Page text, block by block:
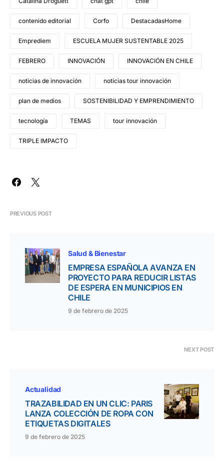
contenido editorial Corfo DestacadasHome
Emprediem ESCUELA MUJER SUSTENTABLE 2025
FEBRERO INNOVACIÓN INNOVACIÓN EN CHILE
noticias de innovación noticias tour innovación
plan de medios SOSTENIBILIDAD Y EMPRENDIMIENTO
tecnología TEMAS tour innovación
TRIPLE IMPACTO
PREVIOUS POST
Salud & Bienestar
EMPRESA ESPAÑOLA AVANZA EN
PROYECTO PARA REDUCIR LISTAS
DE ESPERA EN MUNICIPIOS EN
CHILE
9 de febrero de 2025
NEXT POST
Actualidad
TRAZABILIDAD EN UN CLIC: PARIS
LANZA COLECCIÓN DE ROPA CON
ETIQUETAS DIGITALES
9 de febrero de 2025